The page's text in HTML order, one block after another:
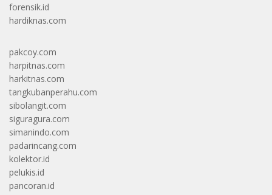
forensik.id
hardiknas.com
pakcoy.com
harpitnas.com
harkitnas.com
tangkubanperahu.com
sibolangit.com
siguragura.com
simanindo.com
padarincang.com
kolektor.id
pelukis.id
pancoran.id